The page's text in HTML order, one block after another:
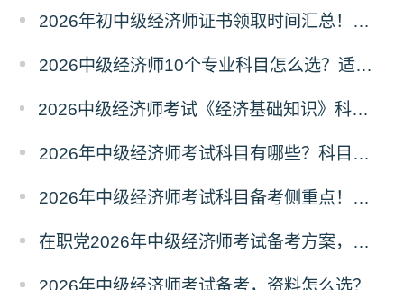
2026年初中级经济师证书领取时间汇总！领证节点
2026中级经济师10个专业科目怎么选？适配人群
2026中级经济师考试《经济基础知识》科目六大模块梳理
2026年中级经济师考试科目有哪些？科目介绍
2026年中级经济师考试科目备考侧重点！分清主次
在职党2026年中级经济师考试备考方案，碎片化学习
2026年中级经济师考试备考，资料怎么选？